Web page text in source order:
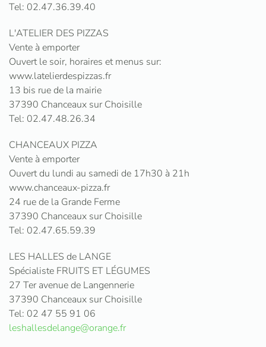
Tel: 02.47.36.39.40
L'ATELIER DES PIZZAS
Vente à emporter
Ouvert le soir, horaires et menus sur:
www.latelierdespizzas.fr
13 bis rue de la mairie
37390 Chanceaux sur Choisille
Tel: 02.47.48.26.34
CHANCEAUX PIZZA
Vente à emporter
Ouvert du lundi au samedi de 17h30 à 21h
www.chanceaux-pizza.fr
24 rue de la Grande Ferme
37390 Chanceaux sur Choisille
Tel: 02.47.65.59.39
LES HALLES de LANGE
Spécialiste FRUITS ET LÉGUMES
27 Ter avenue de Langennerie
37390 Chanceaux sur Choisille
Tel: 02 47 55 91 06
leshallesdelange@orange.fr